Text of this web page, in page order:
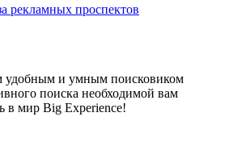
рекламных проспектов
удобным и умным поисковиком
поиска необходимой вам
в мир Big Experience!